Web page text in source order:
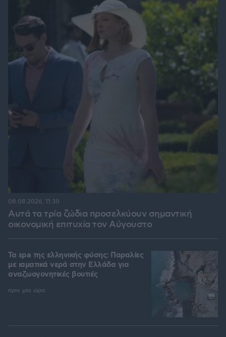
Αυτά τα τρία ζώδια προσελκύουν σημαντική
οικονομική επιτυχία τον Αύγουστο
08.08.2026, 11:30
Τα spa της ελληνικής φύσης: Παραλίες
με ιαματικά νερά στην Ελλάδα για
αναζωογονητικές βουτιές
πριν μία ώρα